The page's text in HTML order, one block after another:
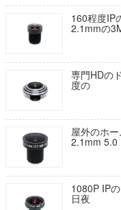
160程度IP
2.1mmの
専門HDの
度の
屋外のホ
2.1mm 5.0
1080P IP
日夜